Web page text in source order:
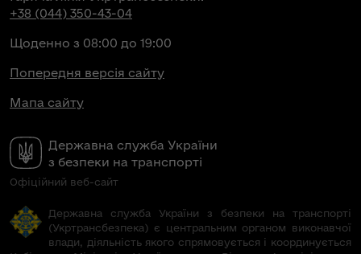
Державна служба України
з безпеки на транспорті
Офіційний веб-сайт
+38 (044) 350-43-04
Щоденно з 08:00 до 19:00
Попередня версія сайту
Мапа сайту
Державна служба України з безпеки на транспорті
(Укртрансбезпека) є центральним органом виконавчої
влади, діяльність якого спрямовується і координується